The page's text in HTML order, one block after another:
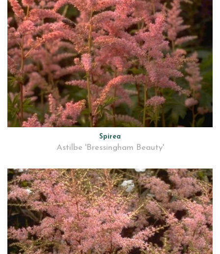
Spirea
Astilbe 'Bressingham Beauty'